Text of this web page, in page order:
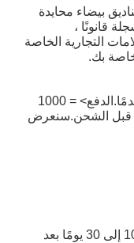
محايدة
الخاصة
الدفع <= 1000 دولار أمريكي ، 100٪ مقدمًا.الدفع> = 1000
سنعرض
، سوف يستغرق الأمر من 10 إلى 30 يومًا بعد